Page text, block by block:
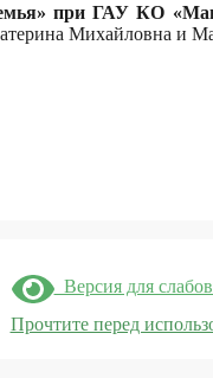
при ГАУ КО
Михайловна и
Версия для
Прочтите перед